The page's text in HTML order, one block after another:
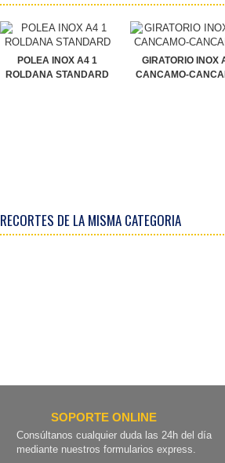
POLEA INOX A4 1
ROLDANA STANDARD
GIRATORIO INOX
CANCAMO-
RECORTES DE LA MISMA CATEGORIA
SOPORTE ONLINE
Consúltanos cualquier duda las 24h del día
mediante nuestros formularios express.